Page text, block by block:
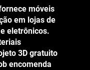
móveis
em lojas de
eletrônicos.
3D gratuito
encomenda